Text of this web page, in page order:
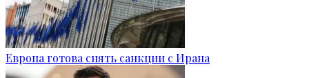
Европа готова снять санкции с Ирана